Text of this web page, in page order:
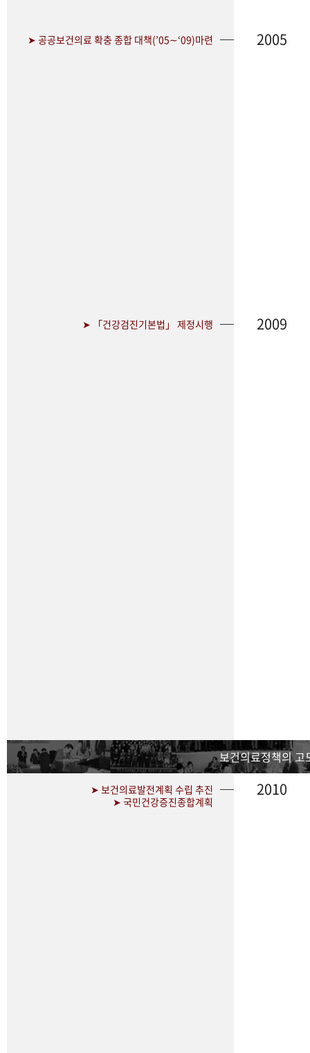
➤ 공공보건의료 확충 종합 대책(’05∼‘09)마련 2005
➤ 「건강검진기본법」 제정시행 2009
보건의료정책의 고
➤ 보건의료발전계획 수립 추진
➤ 국민건강증진종합계획
2010